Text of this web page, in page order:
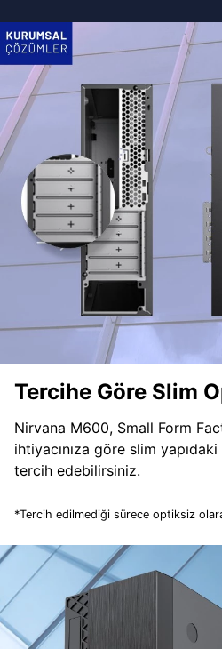
Tercihe Göre Slim
Nirvana M600, Small Form
ihtiyacınıza göre slim
tercih edebilirsiniz.
*Tercih edilmediği sürece optiksiz